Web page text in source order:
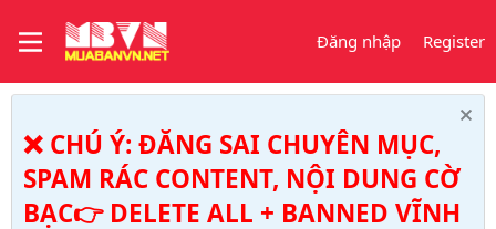
Đăng nhập Register
❌ CHÚ Ý: ĐĂNG SAI CHUYÊN MỤC,
SPAM RÁC CONTENT, NỘI DUNG CỜ
BẠC👉 DELETE ALL + BANNED VĨNH